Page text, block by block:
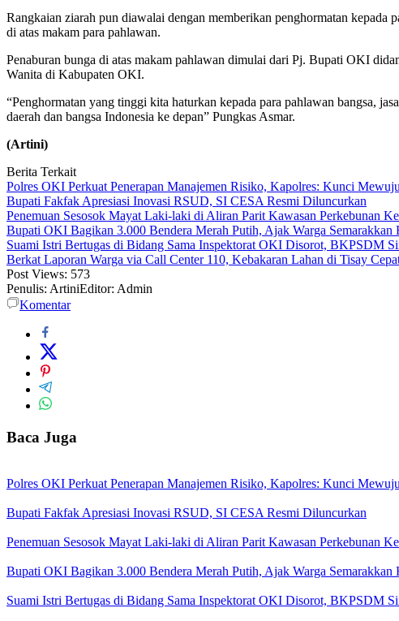
Rangkaian ziarah pun diawalai dengan memberikan penghormatan
di atas makam para pahlawan.
Penaburan bunga di atas makam pahlawan dimulai dari Pj. Bupati OKI
Wanita di Kabupaten OKI.
“Penghormatan yang tinggi kita haturkan kepada para pahlawan bangsa,
daerah dan bangsa Indonesia ke depan” Pungkas Asmar.
(Artini)
Berita Terkait
Polres OKI Perkuat Penerapan Manajemen Risiko, Kapolres: Kunci
Bupati Fakfak Apresiasi Inovasi RSUD, SI CESA Resmi Diluncurkan
Penemuan Sesosok Mayat Laki-laki di Aliran Parit Kawasan Perkebunan
Bupati OKI Bagikan 3.000 Bendera Merah Putih, Ajak Warga
Suami Istri Bertugas di Bidang Sama Inspektorat OKI Disorot, BKPSDM
Berkat Laporan Warga via Call Center 110, Kebakaran Lahan di Tisay
Post Views: 573
Penulis: ArtiniEditor: Admin
Komentar
Baca Juga
Polres OKI Perkuat Penerapan Manajemen Risiko, Kapolres: Kunci
Bupati Fakfak Apresiasi Inovasi RSUD, SI CESA Resmi Diluncurkan
Penemuan Sesosok Mayat Laki-laki di Aliran Parit Kawasan Perkebunan
Bupati OKI Bagikan 3.000 Bendera Merah Putih, Ajak Warga
Suami Istri Bertugas di Bidang Sama Inspektorat OKI Disorot, BKPSDM